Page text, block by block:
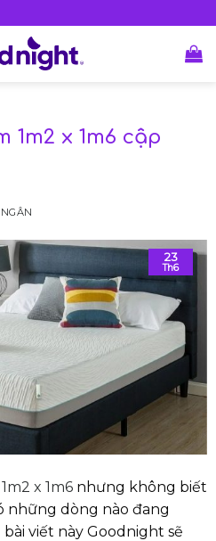
1m2 x 1m6 cập
23
Th6
x 1m6 nhưng không biết
những dòng nào đang
viết này Goodnight sẽ